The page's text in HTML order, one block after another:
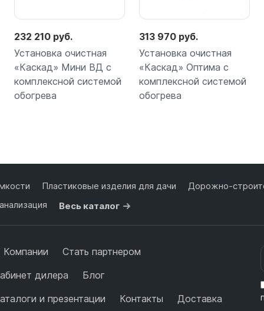
232 210 руб.
Установка очистная
«Каскад» Мини ВД с
комплексной системой
обогрева
313 970 руб.
Установка очистная
«Каскад» Оптима с
комплексной системой
обогрева
Пластиковые изделия для дачи
Дорожно-
Весь каталог
Компании
Стать партнером
дилера
Блог
и презентации
Контакты Доставка